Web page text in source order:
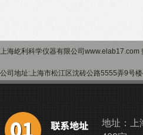
上海屹利科学仪器有限公司www.elab17.com
公司地址:上海市松江区沈砖公路5555弄9号
地址：上